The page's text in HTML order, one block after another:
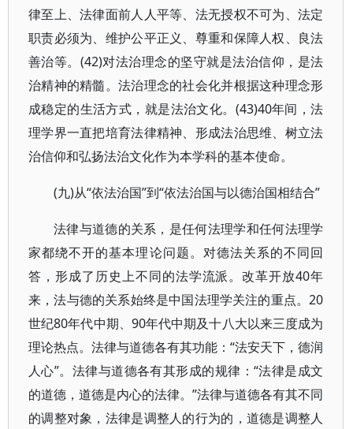
律至上、法律面前人人平等、法无授权不可为、法定
职责必须为、维护公平正义、尊重和保障人权、良法
善治等。(42)对法治理念的坚守就是法治信仰，是法
治精神的精髓。法治理念的社会化并根据这种理念形
成稳定的生活方式，就是法治文化。(43)40年间，法
理学界一直把培育法律精神、形成法治思维、树立法
治信仰和弘扬法治文化作为本学科的基本使命。
(九)从“依法治国”到“依法治国与以德治国相结合”
法律与道德的关系，是任何法理学和任何法理学
家都绕不开的基本理论问题。对德法关系的不同回
答，形成了历史上不同的法学流派。改革开放40年
来，法与德的关系始终是中国法理学关注的重点。20
世纪80年代中期、90年代中期及十八大以来三度成为
理论热点。法律与道德各有其功能：“法安天下，德润
人心”。法律与道德各有其形成的规律：“法律是成文
的道德，道德是内心的法律。”法律与道德各有其不同
的调整对象，法律是调整人的行为的，道德是调整人